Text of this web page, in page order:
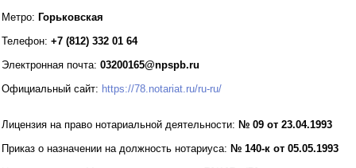
Метро: Горьковская
Телефон: +7 (812) 332 01 64
Электронная почта: 03200165@npspb.ru
Официальный сайт: https://78.notariat.ru/ru-ru/
Лицензия на право нотариальной деятельности: № 09 от 23.04.1993
Приказ о назначении на должность нотариуса: № 140-к от 05.05.1993